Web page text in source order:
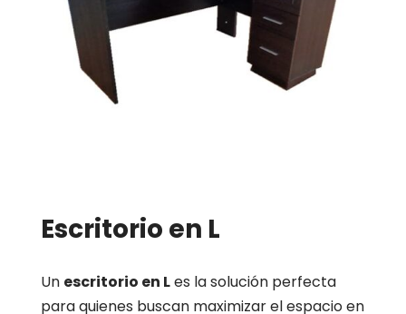
Escritorio en L
Un escritorio en Les la solución perfecta
para quienes buscan maximizar el espacio en